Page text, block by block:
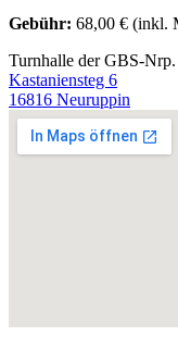
Gebühr: 68,00 € (inkl.
Turnhalle der GBS-Nrp.
Kastaniensteg 6
16816 Neuruppin